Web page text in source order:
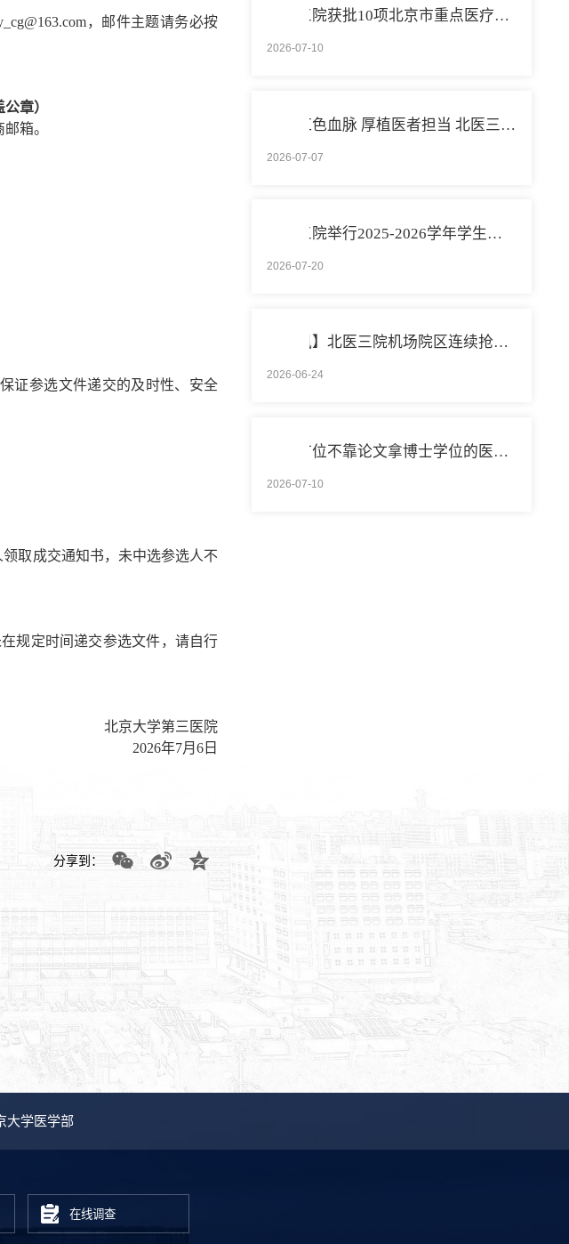
，邮件主题请务必按
章）
箱。
证参选文件递交的及时性、安全
领取成交通知书， 未中选参选人不
规定时间递交参选文件，请自行
北京大学第三医院
2026年7月6 日
分享到：
北医三院获批10项北京市重点医疗技术临床应用培训基地
2026-07-10
赓续红色血脉 厚植医者担当 北医三院开展庆祝中国共产党成立105周年系列活动
2026-07-07
北医三院举行2025-2026学年学生暑期社会实践启动仪式
2026-07-20
【医讯】北医三院机场院区连续抢救两名致死性肺栓塞外籍旅客
2026-06-24
全国首位不靠论文拿博士学位的医学领域研究生通过答辩
2026-07-10
大学医学部
在线调查